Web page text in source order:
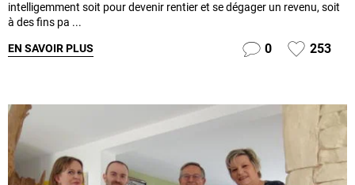
intelligemment soit pour devenir rentier et se dégager un revenu, soit
à des fins pa ...
EN SAVOIR PLUS 0 253